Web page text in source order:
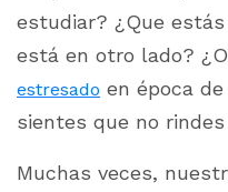
estudiar? ¿Que
está en otro lado?
estresado en época
sientes que no
Muchas veces,